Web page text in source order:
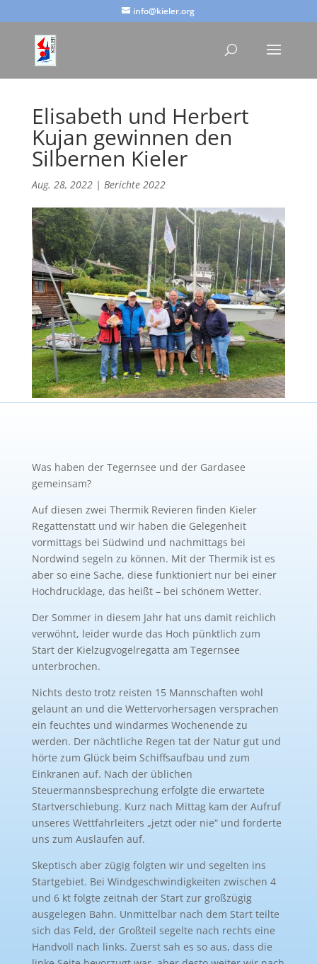
info@kieler.org
Elisabeth und Herbert
Kujan gewinnen den
Silbernen Kieler
Aug. 28, 2022| Berichte 2022
Was haben der Tegernsee und der Gardasee
gemeinsam?
Auf diesen zwei Thermik Revieren finden Kieler
Regattenstatt und wir haben die Gelegenheit
vormittags bei Südwind und nachmittags bei
Nordwind segeln zu können. Mit der Thermik ist es
aber so eine Sache, diese funktioniert nur bei einer
Hochdrucklage, das heißt–bei schönem Wetter.
Der Sommer in diesem Jahr hat uns damit reichlich
verwöhnt, leider wurde das Hoch pünktlich zum
Start der Kielzugvogelregatta am Tegernsee
unterbrochen.
Nichts desto trotz reisten 15 Mannschaften wohl
gelaunt an und die Wettervorhersagen versprachen
ein feuchtes und windarmes Wochenende zu
werden. Der nächtliche Regen tat der Natur gut und
hörte zum Glück beim Schiffsaufbau und zum
Einkranen auf. Nach der üblichen
Steuermannsbesprechung erfolgte die erwartete
Startverschiebung. Kurz nach Mittag kam der Aufruf
unseres Wettfahrleiters „jetzt oder nie“ und forderte
uns zum Auslaufen auf.
Skeptisch aber zügig folgten wir und segelten ins
Startgebiet. Bei Windgeschwindigkeiten zwischen 4
und 6 kt folgte zeitnah der Start zur großzügig
ausgelegen Bahn. Unmittelbar nach dem Start teilte
sich das Feld, der Großteil segelte nach rechts eine
Handvoll nach links. Zuerst sah es so aus, dass die